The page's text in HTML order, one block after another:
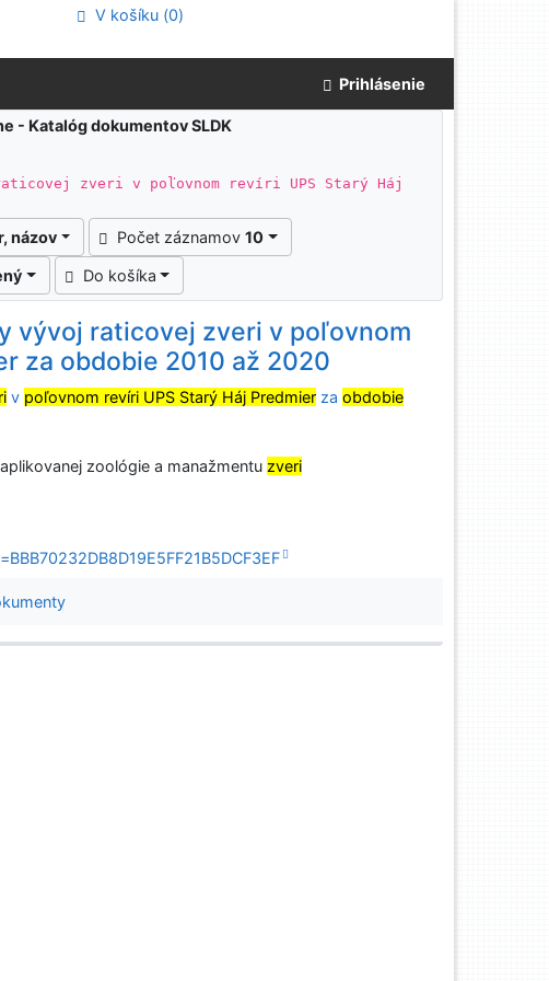
V košíku (0)
Prihlásenie
- Katalóg dokumentov SLDK
zveri v poľovnom revíri UPS Starý Háj
názov Počet záznamov10
Do košíka
vývoj raticovej zveri v poľovnom
za obdobie 2010 až 2020
v poľovnom revíri UPS Starý Háj Predmier zaobdobie
zoológie a manažmentu zveri